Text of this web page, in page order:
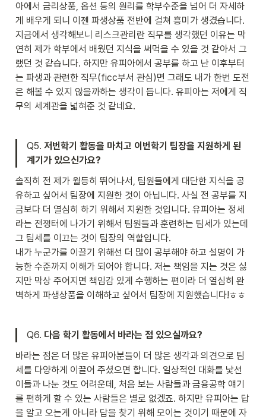
아에서 금리상품, 옵션 등의 원리를 학부수준을 넘어 더 자세하
게 배우게 되니 이젠 파생상품 전반에 걸쳐 흥미가 생겼습니다.
지금에서 생각해보니 리스크관리란 직무를 생각했던 이유는 막
연히 제가 학부에서 배웠던 지식을 써먹을 수 있을 것 같아서 그
랬던 것 같습니다. 하지만 유피아에서 공부를 하고 난 이후부터
는 파생과 관련한 직무(ficc부서 관심)면 그래도 내가 한번 도전
은 해볼 수 있지 않을까하는 생각이 듭니다. 유피아는 저에게 직
무의 세계관을 넓혀준 것 같네요.
Q5. 저번학기 활동을 마치고 이번학기 팀장을 지원하게 된
계기가 있으신가요?
솔직히 전 제가 월등히 뛰어나서, 팀원들에게 대단한 지식을 공
유하고 싶어서 팀장에 지원한 것이 아닙니다. 사실 전 공부를 지
금보다 더 열심히 하기 위해서 지원한 것입니다. 유피아는 정세
라는 전쟁터에 나가기 위해서 팀원들과 훈련하는 팀세가 있는데
그 팀세를 이끄는 것이 팀장의 역할입니다.
내가 누군가를 이끌기 위해선 더 많이 공부해야 하고 설명이 가
능한 수준까지 이해가 되어야 합니다. 저는 책임을 지는 것은 싫
지만 막상 주어지면 책임감 있게 수행하는 편이라 더 열심히 완
벽하게 파생상품을 이해하고 싶어서 팀장에 지원했습니다!ㅎㅎ
Q6. 다음 학기 활동에서 바라는 점 있으실까요?
바라는 점은 더 많은 유피아분들이 더 많은 생각과 의견으로 팀
세를 다양하게 이끌어 주셨으면 합니다. 일상적인 대화를 낯선
이들과 나눈 것도 어려운데, 처음 보는 사람들과 금융공학 얘기
를 편하게 할 수 있는 사람들은 별로 없겠죠. 하지만 유피아는 답
을 알고 오는게 아니라 답을 찾기 위해 모이는 것이기 때문에 자